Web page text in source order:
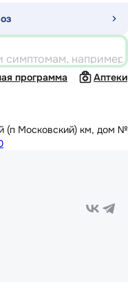
симптомам,
программа
Аптеки
(п Московский) км, дом №